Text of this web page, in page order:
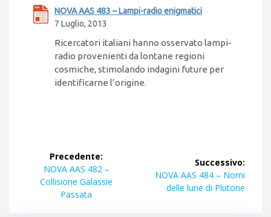
NOVA AAS 483 – Lampi-radio enigmatici
7 Luglio, 2013
Ricercatori italiani hanno osservato lampi-
radio provenienti da lontane regioni
cosmiche, stimolando indagini future per
identificarne l’origine.
Navigazione
articoli
Precedente:
Articolo
precedente:
NOVA AAS 482 –
Collisione Galassie
Passata
Successivo:
Articolo
successivo:
NOVA AAS 484 – Nomi
delle lune di Plutone